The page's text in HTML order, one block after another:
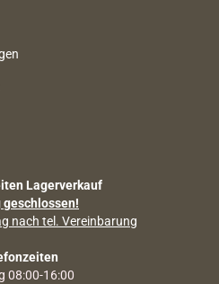
Lagerverkauf
geschlossen!
nach tel. Vereinbarung
08:00-16:00